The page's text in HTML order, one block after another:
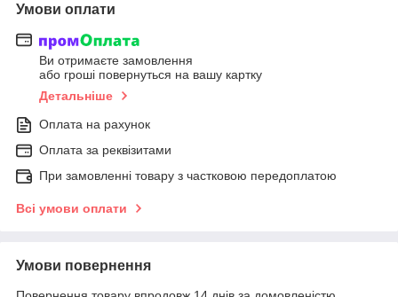
Умови оплати
Ви отримаєте замовлення
або гроші повернуться на вашу картку
Детальніше
Оплата на рахунок
Оплата за реквізитами
При замовленні товару з частковою передоплатою
Всі умови оплати
Умови повернення